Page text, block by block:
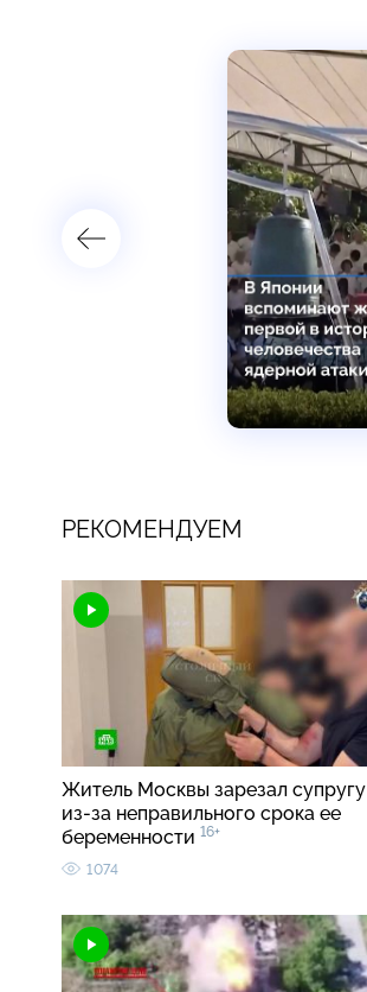
РЕКОМЕНДУЕМ
Житель Москвы зарезал супругу
из-за неправильного срока ее
беременности 16+
1074